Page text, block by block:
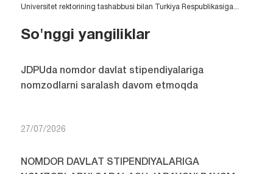
Universitet rektorining tashabbusi bilan Turkiya Respublikasiga...
So'nggi yangiliklar
JDPUda nomdor davlat stipendiyalariga
nomzodlarni saralash davom etmoqda
27/07/2026
NOMDOR DAVLAT STIPENDIYALARIGA